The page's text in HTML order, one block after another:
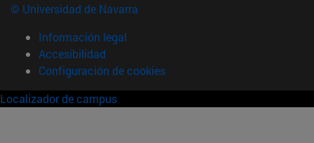
© Universidad de Navarra
Información legal
Accesibilidad
Configuración de cookies
Localizador de campus